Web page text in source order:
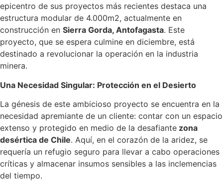
epicentro de sus proyectos más recientes destaca una
estructura modular de 4.000m2, actualmente en
construcción en Sierra Gorda, Antofagasta. Este
proyecto, que se espera culmine en diciembre, está
destinado a revolucionar la operación en la industria
minera.
Una Necesidad Singular: Protección en el Desierto
La génesis de este ambicioso proyecto se encuentra en la
necesidad apremiante de un cliente: contar con un espacio
extenso y protegido en medio de la desafiante zona
desértica de Chile. Aquí, en el corazón de la aridez, se
requería un refugio seguro para llevar a cabo operaciones
críticas y almacenar insumos sensibles a las inclemencias
del tiempo.